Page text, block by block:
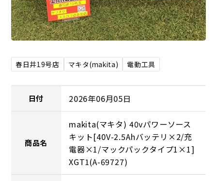
春日井19号店 マキタ(makita) 電動工具
日付 2026年06月05日
商品名
makita(マキタ) 40vパワーソース
キット[40V-2.5Ahバッテリ×2/充
電器×1/マックパックタイプ1×1]
XGT1(A-69727)